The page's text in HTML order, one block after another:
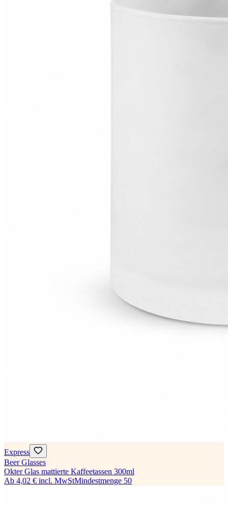
Express
Beer Glasses
Okter Glas mattierte Kaffeetassen 300ml
Ab 4,02 € incl. MwStMindestmenge 50